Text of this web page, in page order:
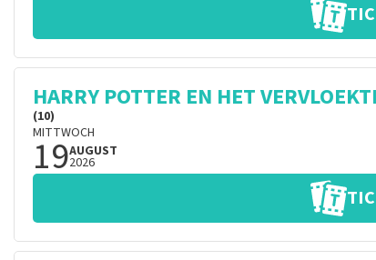
HARRY POTTER EN HET
(10)
MITTWOCH
19AUGUST
2026